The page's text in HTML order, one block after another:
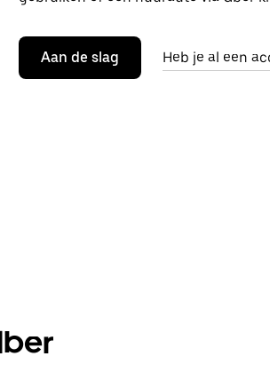
Aan de slag Heb je al een